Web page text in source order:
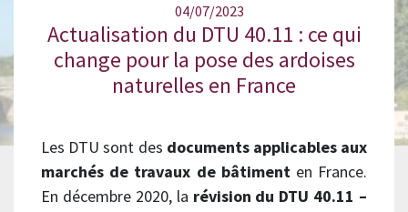
04/07/2023
Actualisation du DTU 40.11 : ce qui
change pour la pose des ardoises
naturelles en France
Les DTU sont des documents applicables aux
marchés de travaux de bâtiment en France.
En décembre 2020, la révision du DTU 40.11 –